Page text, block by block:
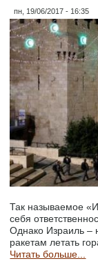
пн, 19/06/2017 - 16:35
Так называемое
себя
Однако Израиль –
ракетам летать
Читать больше...